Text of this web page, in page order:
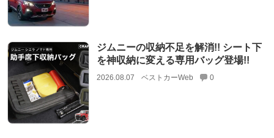
ジムニーの収納不足を解消!! シート下
を神収納に変える専用バッグ登場!!
2026.08.07 ベストカーWeb 0